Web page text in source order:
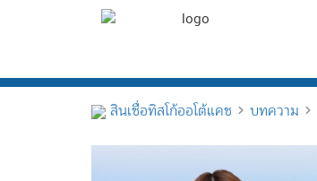
สินเชื่อทิสโก้ออโต้แคช บทความ